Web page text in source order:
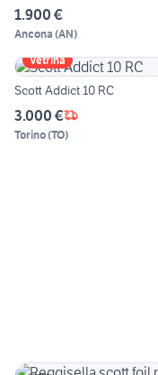
1.900 €
Ancona (AN)
Vetrina
Scott Addict 10 RC
3.000 €
Torino(TO)